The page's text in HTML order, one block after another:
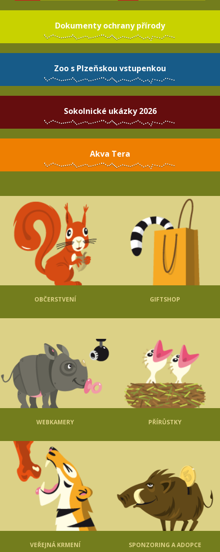
Dokumenty ochrany přírody
Zoo s Plzeňskou vstupenkou
Sokolnické ukázky 2026
Akva Tera
OBČERSTVENÍ GIFTSHOP
WEBKAMERY PŘÍRŮSTKY
VEŘEJNÁ KRMENÍ SPONZORING A ADOPCE